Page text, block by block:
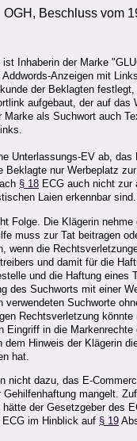
OGH, Beschluss vom
Inhaberin der Marke
Anzeigen mit
der Beklagten
aufgebaut, der auf
als Suchwort auch
Unterlassungs-EV ab,
nur Werbeplatz
§ 18 ECG auch nicht
Laien erkennbar
Folge. Die Klägerin
muss zur Tat beitragen
wenn die
und damit für die
und die Haftung
des Suchworts mit einer
Suchworte
Rechtsverletzung
Eingriff in die
Hinweis der Klägerin
hat.
nicht dazu, das E-
mangelt.
der Gesetzgeber des
ECG im Hinblick auf § 19